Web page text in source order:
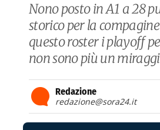
Nono posto in A1 a 28
storico per la
questo roster i playoff
non sono più un
Redazione
redazione@sora24.it